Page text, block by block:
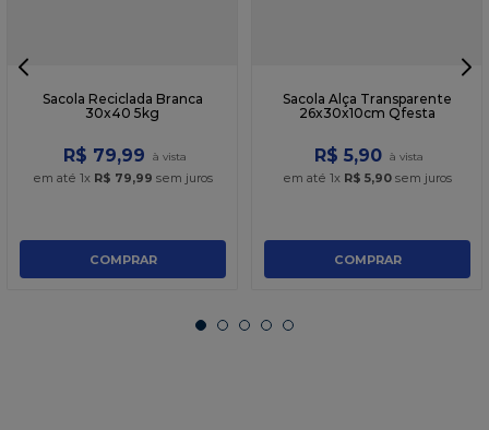
Sacola Reciclada Branca
30x40 5kg
R$ 79,99
em até 1x R$ 79,99 sem juros
COMPRAR
Sacola Alça Transparente
26x30x10cm Qfesta
R$ 5,90
em até 1x R$ 5,90sem juros
COMPRAR